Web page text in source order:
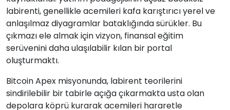
labirenti, genellikle acemileri kafa karıştırıcı yerel ve
anlaşılmaz diyagramlar bataklığında sürükler. Bu
çıkmazı ele almak için vizyon, finansal eğitim
serüvenini daha ulaşılabilir kılan bir portal
oluşturmaktı.
Bitcoin Apex misyonunda, labirent teorilerini
sindirilebilir bir tabirle açığa çıkarmakta usta olan
depolara köprü kurarak acemileri hararetle